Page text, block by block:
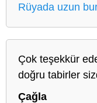
Rüyada uzun
Çok teşekkür
doğru tabirler
Çağla